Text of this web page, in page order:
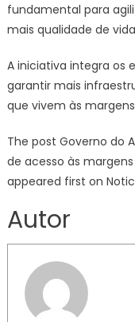
fundamental para
mais qualidade de
A iniciativa integra os
garantir mais
que vivem às
The post Governo do
de acesso às
appeared first on
Autor